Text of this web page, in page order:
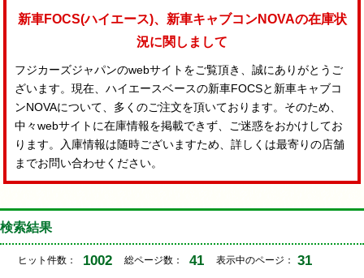
新車FOCS(ハイエース)、新車キャブコンNOVAの在庫状
況に関しまして
フジカーズジャパンのwebサイトをご覧頂き、誠にありがとうご
ざいます。現在、ハイエースベースの新車FOCSと新車キャブコ
ンNOVAについて、多くのご注文を頂いております。そのため、
中々webサイトに在庫情報を掲載できず、ご迷惑をおかけしてお
ります。入庫情報は随時ございますため、詳しくは最寄りの店舗
までお問い合わせください。
検索結果
ヒット件数： 1002 総ページ数： 41 表示中のページ： 31